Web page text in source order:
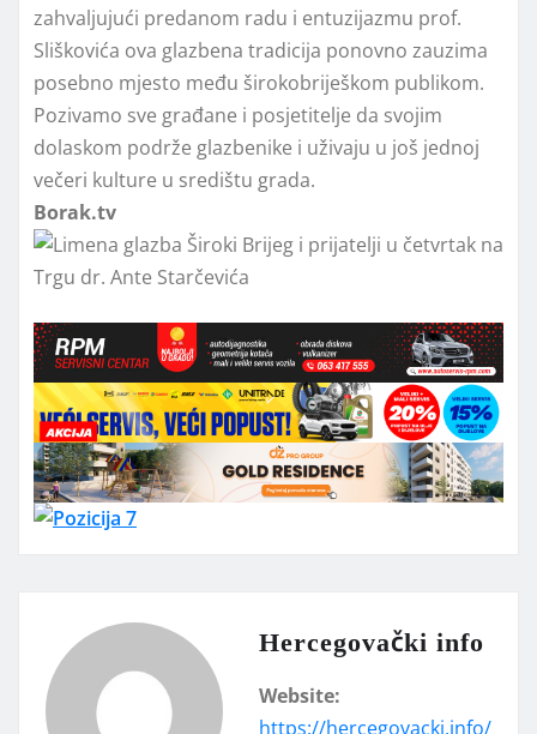
zahvaljujući predanom radu i entuzijazmu prof.
Sliškovića ova glazbena tradicija ponovno zauzima
posebno mjesto među širokobriješkom publikom.
Pozivamo sve građane i posjetitelje da svojim
dolaskom podrže glazbenike i uživaju u još jednoj
večeri kulture u središtu grada.
Borak.tv
Hercegovački info
Website:
https://hercegovacki.info/